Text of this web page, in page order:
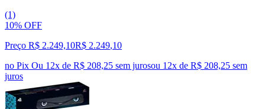
(1)
10% OFF
Preço R$ 2.249,10R$ 2.249,10
no Pix Ou 12x de R$ 208,25 sem jurosou 12x de R$ 208,25 sem
juros